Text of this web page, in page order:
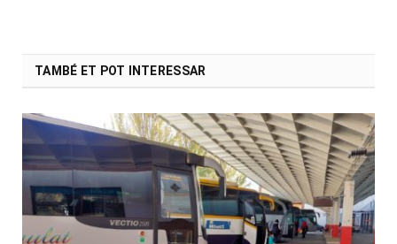
TAMBÉ ET POT INTERESSAR